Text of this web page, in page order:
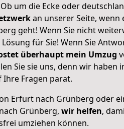
um die Ecke oder
an unserer Seite, wenn
geht! Wenn Sie nicht
für Sie! Wenn Sie
überhaupt mein Umzug
Sie sie uns, denn wir haben
Fragen parat.
Erfurt nach Grünberg oder
Grünberg, wir helfen,
umziehen können.